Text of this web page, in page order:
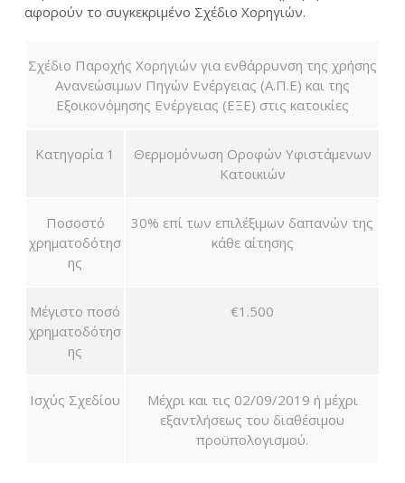
αφορούν το συγκεκριμένο Σχέδιο Χορηγιών.
Σχέδιο Παροχής Χορηγιών για ενθάρρυνση της χρήσης
Ανανεώσιμων Πηγών Ενέργειας (Α.Π.Ε) και της
Εξοικονόμησης Ενέργειας (ΕΞΕ) στις κατοικίες
Κατηγορία 1
Θερμομόνωση Οροφών Υφιστάμενων
Κατοικιών
Ποσοστό
χρηματοδότησ
ης
30% επί των επιλέξιμων δαπανών της
κάθε αίτησης
Μέγιστο ποσό
χρηματοδότησ
ης
€1.500
Ισχύς Σχεδίου
Μέχρι και τις 02/09/2019 ή μέχρι
εξαντλήσεως του διαθέσιμου
προϋπολογισμού.